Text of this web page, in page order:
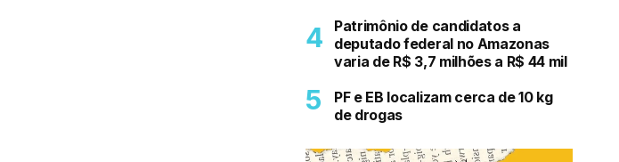
Patrimônio de candidatos a
deputado federal no Amazonas
varia de R$ 3,7 milhões a R$ 44 mil
PF e EB localizam cerca de 10 kg
de drogas